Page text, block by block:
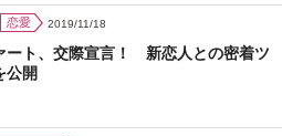
恋愛 2019/11/18
ート、交際宣言！ 新恋人との密着ツ
公開